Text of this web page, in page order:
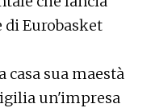
Eurobasket
casa sua maestà
un'impresa